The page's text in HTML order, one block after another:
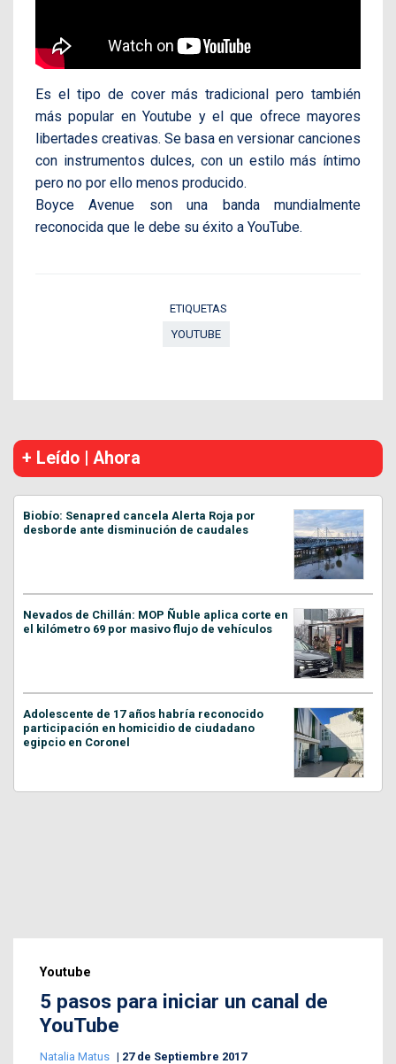
Es el tipo de cover más tradicional pero también
más popular en Youtube y el que ofrece mayores
libertades creativas. Se basa en versionar canciones
con instrumentos dulces, con un estilo más íntimo
pero no por ello menos producido.
Boyce Avenue son una banda mundialmente
reconocida que le debe su éxito a YouTube.
ETIQUETAS
YOUTUBE
+ Leído | Ahora
Biobío: Senapred cancela Alerta Roja por
desborde ante disminución de caudales
Nevados de Chillán: MOP Ñuble aplica corte en
el kilómetro 69 por masivo flujo de vehículos
Adolescente de 17 años habría reconocido
participación en homicidio de ciudadano
egipcio en Coronel
Youtube
5 pasos para iniciar un canal de
YouTube
Natalia Matus 27 de Septiembre 2017